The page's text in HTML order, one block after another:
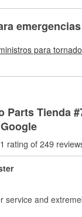
correctas para tu
y discos de
emergencias
para
Parts Tienda
rating of 249
service and